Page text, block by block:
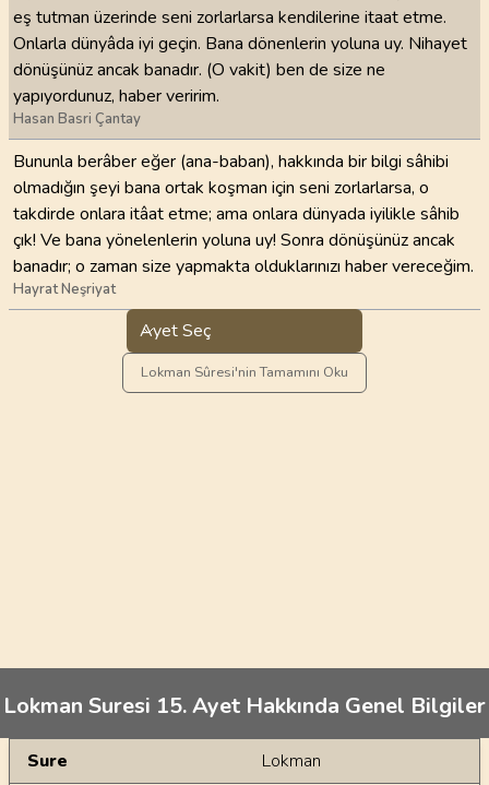
eş tutman üzerinde seni zorlarlarsa kendilerine itaat etme.
Onlarla dünyâda iyi geçin. Bana dönenlerin yoluna uy. Nihayet
dönüşünüz ancak banadır. (O vakit) ben de size ne
yapıyordunuz, haber veririm.
Hasan Basri Çantay
Bununla berâber eğer (ana-baban), hakkında bir bilgi sâhibi
olmadığın şeyi bana ortak koşman için seni zorlarlarsa, o
takdirde onlara itâat etme; ama onlara dünyada iyilikle sâhib
çık! Ve bana yönelenlerin yoluna uy! Sonra dönüşünüz ancak
banadır; o zaman size yapmakta olduklarınızı haber vereceğim.
Hayrat Neşriyat
Ayet Seç
Lokman Sûresi'nin Tamamını Oku
Lokman Suresi 15. Ayet Hakkında Genel Bilgiler
Genel Bilgiler
Sure
Lokman